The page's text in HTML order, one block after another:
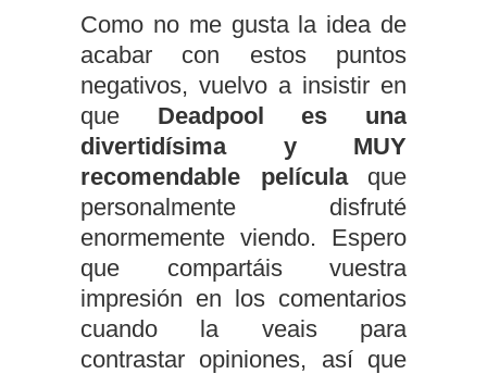
Como no me gusta la idea de
acabar con estos puntos
negativos, vuelvo a insistir en
que Deadpool es una
divertidísima y MUY
recomendable películaque
personalmente disfruté
enormemente viendo. Espero
que compartáis vuestra
impresión en los comentarios
cuando la veais para
contrastar opiniones, así que